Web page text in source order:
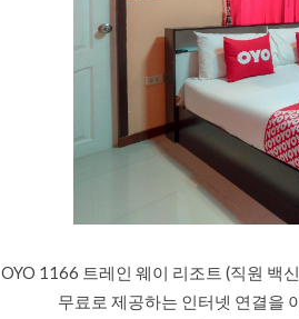
OYO 1166 트레인 웨이 리조트 (직원 백
무료로 제공하는 인터넷 연결을